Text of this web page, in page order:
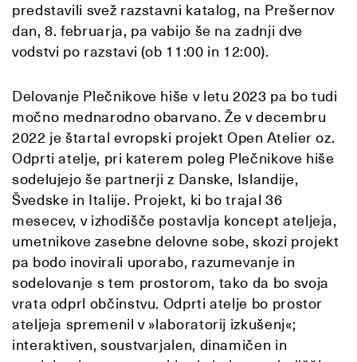
predstavili svež razstavni katalog, na Prešernov
dan, 8. februarja, pa vabijo še na zadnji dve
vodstvi po razstavi (ob 11:00 in 12:00).
Delovanje Plečnikove hiše v letu 2023 pa bo tudi
močno mednarodno obarvano. Že v decembru
2022 je štartal evropski projekt Open Atelier oz.
Odprti atelje, pri katerem poleg Plečnikove hiše
sodelujejo še partnerji z Danske, Islandije,
Švedske in Italije. Projekt, ki bo trajal 36
mesecev, v izhodišče postavlja koncept ateljeja,
umetnikove zasebne delovne sobe, skozi projekt
pa bodo inovirali uporabo, razumevanje in
sodelovanje s tem prostorom, tako da bo svoja
vrata odprl občinstvu. Odprti atelje bo prostor
ateljeja spremenil v »laboratorij izkušenj«;
interaktiven, soustvarjalen, dinamičen in